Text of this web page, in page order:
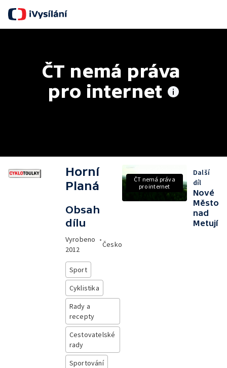
ČT nemá práva
pro internet
Horní
Planá
Obsah
dílu
Vyrobeno
2012
•
Česko
Sport
Cyklistika
Rady a
recepty
Cestovatelské
rady
Sportování
ČT nemá práva
pro internet
Další
díl
Nové
Město
nad
Metují